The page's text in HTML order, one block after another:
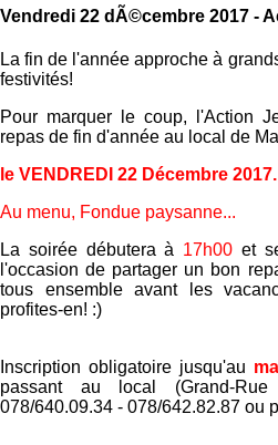
Vendredi 22 dÃ©cembre 2017 -
La fin de l'année approche à
festivités!
Pour marquer le coup, l'Action
repas de fin d'année au local de
le VENDREDI 22 Décembre 2017.
Au menu, Fondue paysanne...
La soirée débutera à 17h00 et
l'occasion de partager un bon
tous ensemble avant les
profites-en! :)
Inscription obligatoire jusqu'au
passant au local (Grand-
078/640.09.34 - 078/642.82.87 ou